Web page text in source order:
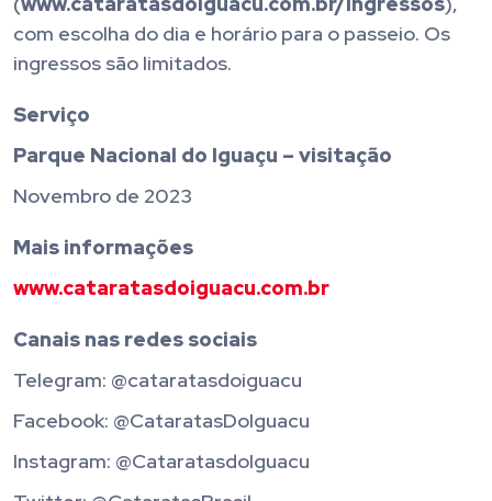
com escolha do dia e horário para o passeio. Os
ingressos são limitados.
Serviço
Parque Nacional do Iguaçu – visitação
Novembro de 2023
Mais informações
www.cataratasdoiguacu.com.br
Canais nas redes sociais
Telegram: @cataratasdoiguacu
Facebook: @CataratasDoIguacu
Instagram: @CataratasdoIguacu